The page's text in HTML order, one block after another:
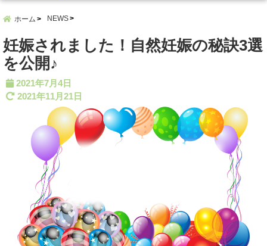
ホーム NEWS
妊娠されました！自然妊娠の秘訣3選
を公開♪
2021年7月4日
2021年11月21日